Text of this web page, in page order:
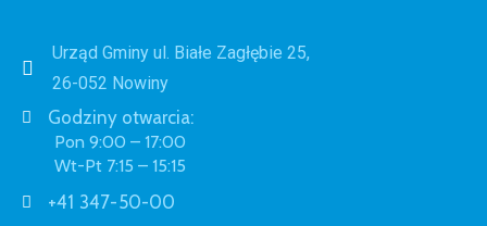
Urząd Gminy ul. Białe Zagłębie 25,
26-052 Nowiny
Godziny otwarcia:
Pon 9:00 – 17:00
Wt-Pt 7:15 – 15:15
+41 347-50-00